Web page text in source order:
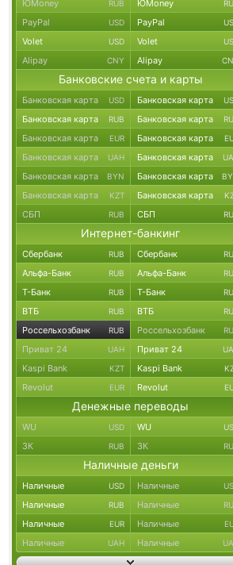
ЮMoney RUB ЮMoney
PayPal USD PayPal
Volet USD Volet
Alipay CNY Alipay
Банковские счета и карты
Банковская карта USD Банковская карта
Банковская карта RUB Банковская карта
Банковская карта EUR Банковская карта
Банковская карта UAH Банковская карта
Банковская карта BYN Банковская карта
Банковская карта KZT Банковская карта
СБП RUB СБП
Интернет-банкинг
Сбербанк RUB Сбербанк
Альфа-Банк RUB Альфа-Банк
Т-Банк RUB Т-Банк
ВТБ RUB ВТБ
Россельхозбанк RUB Россельхозбанк
Приват 24 UAH Приват 24
Kaspi Bank KZT Kaspi Bank
Revolut EUR Revolut
Денежные переводы
WU USD WU
ЗК RUB ЗК
Наличные деньги
Наличные USD Наличные
Наличные RUB Наличные
Наличные EUR Наличные
Наличные UAH Наличные